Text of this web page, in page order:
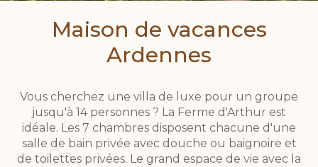
Maison de vacances
Ardennes
Vous cherchez une villa de luxe pour un groupe
jusqu'à 14 personnes ? La Ferme d'Arthur est
idéale. Les 7 chambres disposent chacune d'une
salle de bain privée avec douche ou baignoire et
de toilettes privées. Le grand espace de vie avec la